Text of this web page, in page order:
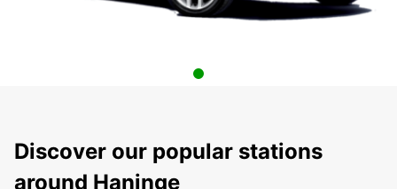
Discover our popular stations
around Haninge